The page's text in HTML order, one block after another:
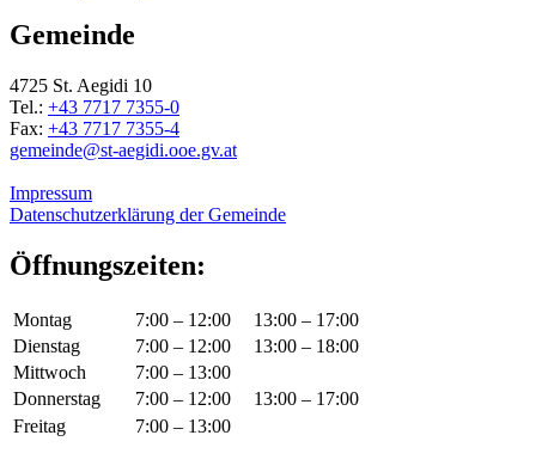
Gemeinde
4725 St. Aegidi 10
Tel.: +43 7717 7355-0
Fax: +43 7717 7355-4
gemeinde@st-aegidi.ooe.gv.at
Impressum
Datenschutzerklärung der Gemeinde
Öffnungszeiten:
Montag 7:00 – 12:00
13:00 – 17:00
Dienstag
7:00 – 12:00
13:00 – 18:00
Mittwoch
7:00 – 13:00
Donnerstag
7:00 – 12:00
13:00 – 17:00
Freitag
7:00 – 13:00